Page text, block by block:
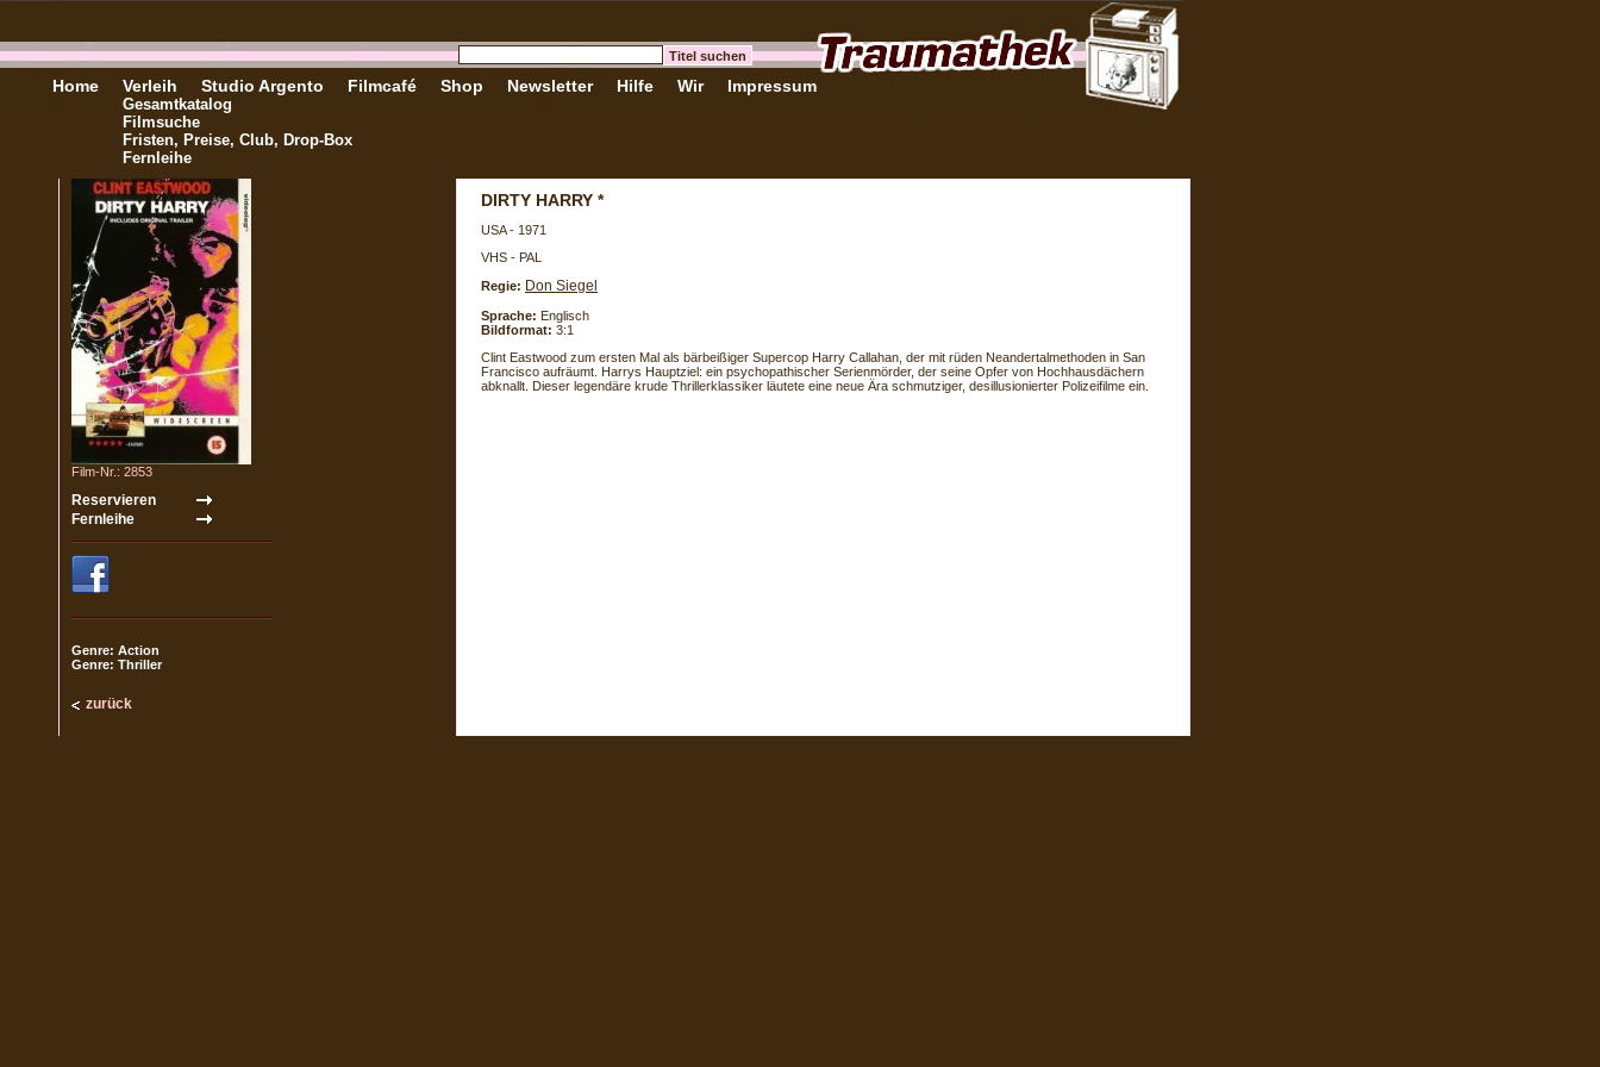
Home Verleih
Gesamtkatalog
Filmsuche
Fristen, Preise, Club, Drop-Box
Fernleihe
Studio Argento Filmcafé Shop Newsletter Hilfe Wir Impressum
Film-Nr.: 2853
Genre: Action
Genre: Thriller
zurück
DIRTY HARRY *
USA - 1971
VHS - PAL
Regie: Don Siegel
Sprache: Englisch
Bildformat: 3:1
Clint Eastwood zum ersten Mal als bärbeißiger Supercop Harry Callahan, der mit rüden Neandertalmethoden in San
Francisco aufräumt. Harrys Hauptziel: ein psychopathischer Serienmörder, der seine Opfer von Hochhausdächern
abknallt. Dieser legendäre krude Thrillerklassiker läutete eine neue Ära schmutziger, desillusionierter Polizeifilme ein.